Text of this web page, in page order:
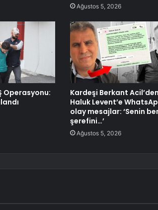
Ağustos 5, 2026
Operasyonu:
Kardeşi Berkant Acil’den
Haluk Levent’e
olay mesajlar: ‘Senin
şerefini…’
Ağustos 5, 2026